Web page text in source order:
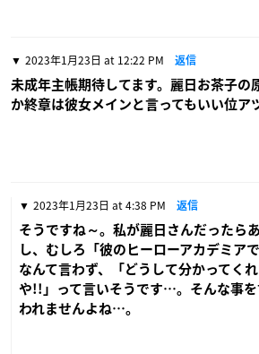
2023年1月23日 at 12:22 PM 返信
未成年主帳期待してます。麗日お茶子の
か終章は彼女メインと言ってもいい位ア
2023年1月23日 at 4:38 PM 返信
そうですね～。私が麗日さんだったら
し、むしろ「彼のヒーローアカデミア
なんて言わず、「どうして分かってく
や!!」って言いそうです…。そんな事を
われませんよね…。